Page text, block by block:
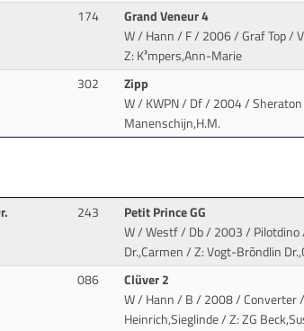
174
Grand Veneur 4
W / Hann / F / 2006 / Graf Top /
Z: K³mpers,Ann-Marie
302
Zipp
W / KWPN / Df / 2004 /
Manenschijn,H.M.
243
Petit Prince GG
W / Westf / Db / 2003 / Pilotdino
Dr.,Carmen / Z: Vogt-Brõndlin
086
Clüver 2
W / Hann / B / 2008 / Converter
Heinrich,Sieglinde / Z: ZG